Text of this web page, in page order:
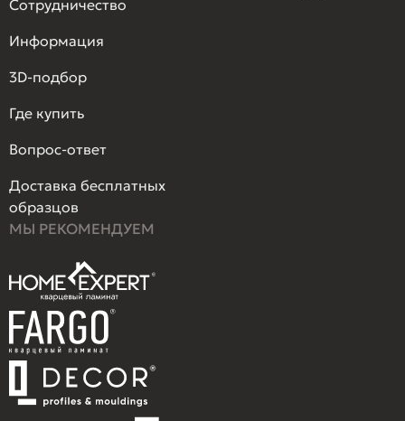
Сотрудничество
Информация
3D-подбор
Где купить
Вопрос-ответ
Доставка бесплатных
образцов
МЫ РЕКОМЕНДУЕМ